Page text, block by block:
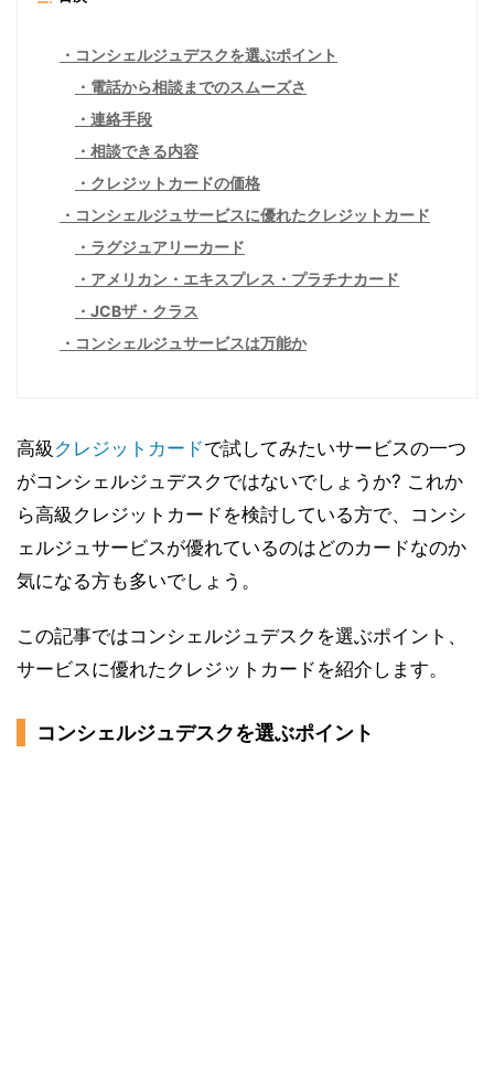
コンシェルジュデスクを選ぶポイント
電話から相談までのスムーズさ
連絡手段
相談できる内容
クレジットカードの価格
コンシェルジュサービスに優れたクレジットカード
ラグジュアリーカード
アメリカン・エキスプレス・プラチナカード
JCBザ・クラス
コンシェルジュサービスは万能か
高級 クレジットカードで試してみたいサービスの一つ
がコンシェルジュデスクではないでしょうか? これか
ら高級クレジットカードを検討している方で、コンシ
ェルジュサービスが優れているのはどのカードなのか
気になる方も多いでしょう。
この記事ではコンシェルジュデスクを選ぶポイント、
サービスに優れたクレジットカードを紹介します。
コンシェルジュデスクを選ぶポイント